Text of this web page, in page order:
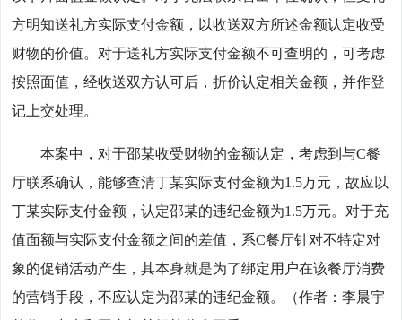
方明知送礼方实际支付金额，以收送双方所述金额认定收受
财物的价值。对于送礼方实际支付金额不可查明的，可考虑
按照面值，经收送双方认可后，折价认定相关金额，并作登
记上交处理。
本案中，对于邵某收受财物的金额认定，考虑到与C餐
厅联系确认，能够查清丁某实际支付金额为1.5万元，故应以
丁某实际支付金额，认定邵某的违纪金额为1.5万元。对于充
值面额与实际支付金额之间的差值，系C餐厅针对不特定对
象的促销活动产生，其本身就是为了绑定用户在该餐厅消费
的营销手段，不应认定为邵某的违纪金额。（作者：李晨宇